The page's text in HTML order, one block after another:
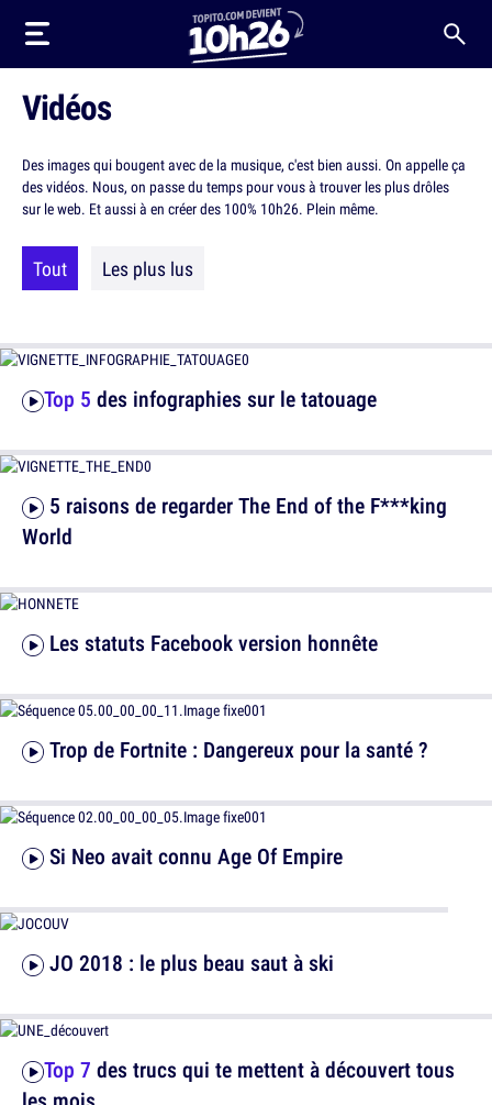
Vidéos
Des images qui bougent avec de la musique, c'est bien aussi. On appelle ça
des vidéos. Nous, on passe du temps pour vous à trouver les plus drôles
sur le web. Et aussi à en créer des 100% 10h26. Plein même.
Tout Les plus lus
Top 5 des infographies sur le tatouage
Les statuts Facebook version honnête
Si Neo avait connu Age Of Empire
Top 7 des trucs qui te mettent à découvert tous
World
Trop de Fortnite : Dangereux pour la santé ?
JO 2018 : le plus beau saut à ski